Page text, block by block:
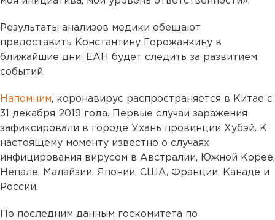
Результаты анализов медики обещают
предоставить Константину Горожанкину в
ближайшие дни. ЕАН будет следить за развитием
событий.
Напомним, коронавирус распространяется в Китае с
31 декабря 2019 года. Первые случаи заражения
зафиксировали в городе Ухань провинции Хубэй. К
настоящему моменту известно о случаях
инфицирования вирусом в Австралии, Южной Корее,
Непале, Малайзии, Японии, США, Франции, Канаде и
России.
По последним данным госкомитета по